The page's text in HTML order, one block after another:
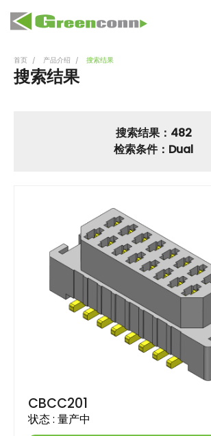
首页 产品介绍 搜索结果
搜索结果
搜索结果：482
检索条件：Dual
CBCC201
状态 : 量产中